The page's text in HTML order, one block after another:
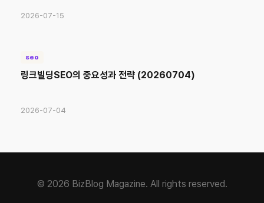
2026-07-15
seo
링크빌딩SEO의 중요성과 전략 (20260704)
2026-07-04
© 2026 BizBlog Magazine. All rights reserved.